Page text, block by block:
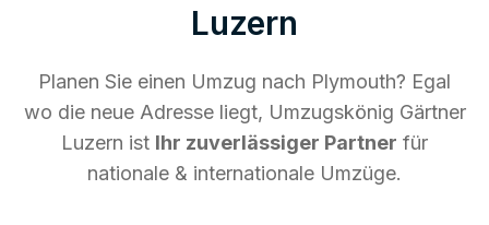
Luzern
Planen Sie einen Umzug nach Plymouth? Egal
wo die neue Adresse liegt, Umzugskönig Gärtner
Luzern ist Ihr zuverlässiger Partner für
nationale & internationale Umzüge.